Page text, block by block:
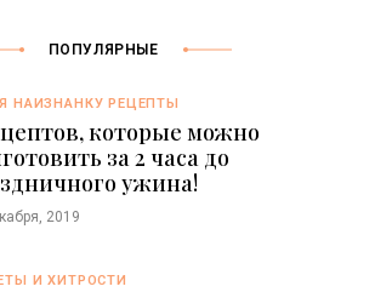
ПОПУЛЯРНЫЕ
НАИЗНАНКУ РЕЦЕПТЫ
которые можно
за 2 часа до
ужина!
2019
И ХИТРОСТИ